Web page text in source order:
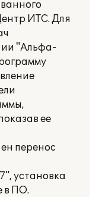
ИТС. Для
"Альфа-
ее
перенос
установка
в ПО.